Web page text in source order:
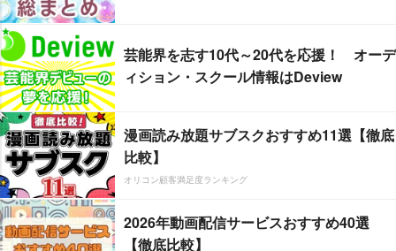
芸能界を志す10代～20代を応援！ オーデ
ィション・スクール情報はDeview
漫画読み放題サブスクおすすめ11選【徹底
比較】
オリコン顧客満足度ランキング
2026年動画配信サービスおすすめ40選
【徹底比較】